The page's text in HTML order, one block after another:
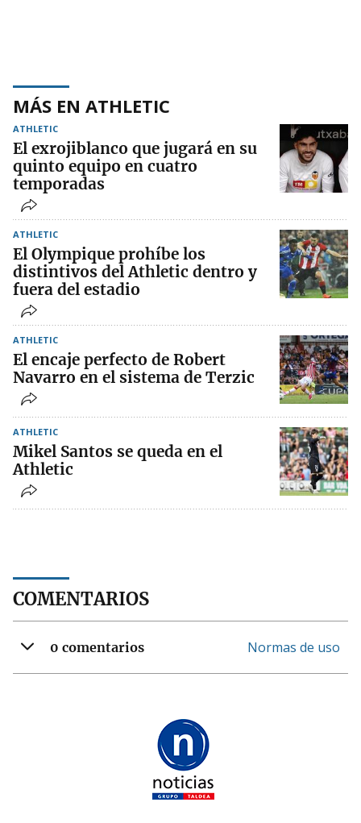
MÁS EN ATHLETIC
ATHLETIC
El exrojiblanco que jugará en su
quinto equipo en cuatro
temporadas
ATHLETIC
El Olympique prohíbe los
distintivos del Athletic dentro y
fuera del estadio
ATHLETIC
El encaje perfecto de Robert
Navarro en el sistema de Terzic
ATHLETIC
Mikel Santos se queda en el
Athletic
COMENTARIOS
0 comentarios Normas de uso